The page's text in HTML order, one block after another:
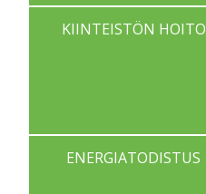
KIINTEISTÖN HOITO
ENERGIATODISTUS